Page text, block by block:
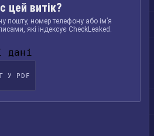
цей витік?
пошту, номер телефону або ім’я
які індексує CheckLeaked.
дані
У PDF